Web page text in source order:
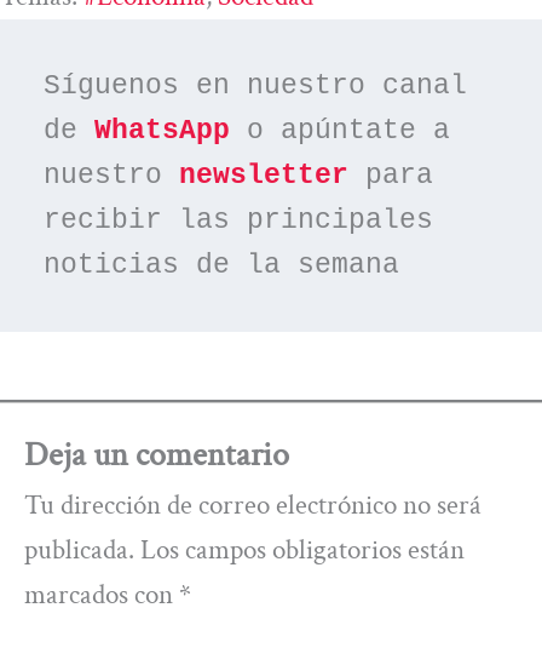
Síguenos en nuestro canal
de WhatsApp o apúntate a
nuestro newsletter para
recibir las principales
noticias de la semana
Deja un comentario
Tu dirección de correo electrónico no será
publicada. Los campos obligatorios están
marcados con *